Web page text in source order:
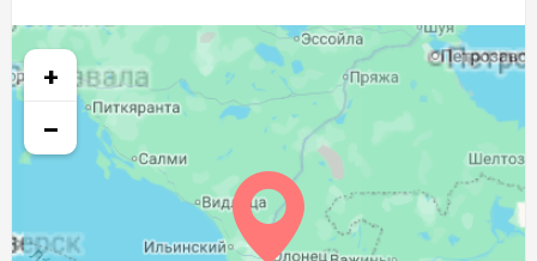
02:58 05:25 12:50 16:41 20:13 22:31
02:59 05:28 12:50 16:40 22:30
03:00 05:30 12:49 16:38 22:28
05:33 12:49 16:36 20:04 22:26
+
−